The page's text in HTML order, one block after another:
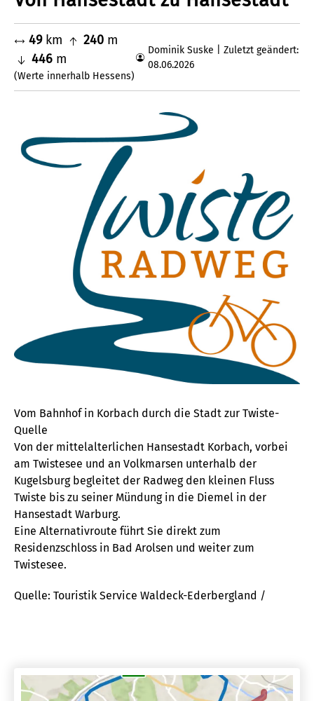
49km 240 m
446 m
(Werte innerhalb Hessens)
Dominik Suske | Zuletzt geändert:
08.06.2026
Vom Bahnhof in Korbach durch die Stadt zur Twiste-
Quelle
Von der mittelalterlichen Hansestadt Korbach, vorbei
am Twistesee und an Volkmarsen unterhalb der
Kugelsburg begleitet der Radweg den kleinen Fluss
Twiste bis zu seiner Mündung in die Diemel in der
Hansestadt Warburg.
Eine Alternativroute führt Sie direkt zum
Residenzschloss in Bad Arolsen und weiter zum
Twistesee.
Quelle: Touristik Service Waldeck-Ederbergland /